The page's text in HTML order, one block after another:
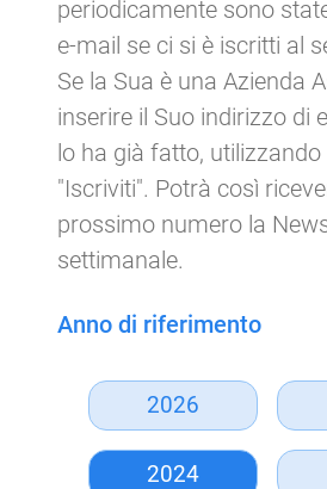
periodicamente sono
e-mail se ci si è iscritti al
Se la Sua è una Azienda
inserire il Suo indirizzo di
lo ha già fatto, utilizzando
"Iscriviti". Potrà così
prossimo numero la
settimanale.
Anno di riferimento
2026
2024